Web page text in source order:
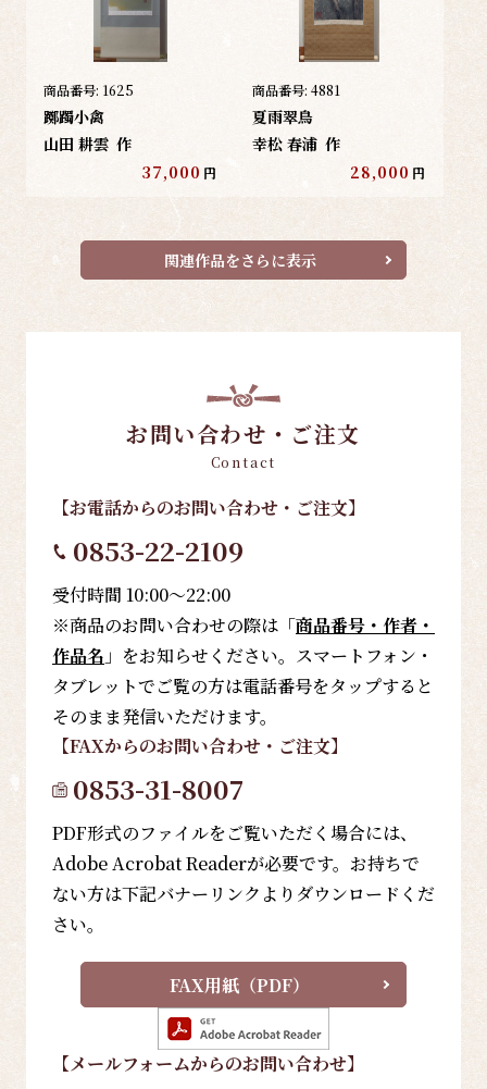
商品番号: 1625
躑躅小禽
山田 耕雲 作
37,000 円
商品番号: 4881
夏雨翠鳥
幸松 春浦 作
28,000 円
関連作品をさらに表示
お問い合わせ・ご注文
Contact
【お電話からのお問い合わせ・ご注文】
0853-22-2109
受付時間 10:00～22:00
※商品のお問い合わせの際は「商品番号・作者・
作品名 」をお知らせください。スマートフォン・
タブレットでご覧の方は電話番号をタップすると
そのまま発信いただけます。
【FAXからのお問い合わせ・ご注文】
0853-31-8007
PDF形式のファイルをご覧いただく場合には、
Adobe Acrobat Readerが必要です。お持ちで
ない方は下記バナーリンクよりダウンロードくだ
さい。
FAX用紙（PDF）
【メールフォームからのお問い合わせ】